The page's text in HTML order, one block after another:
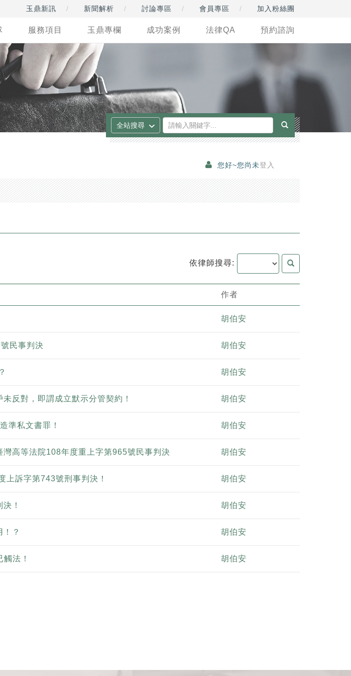
玉鼎新訊 新聞解析 討論專區 會員專區 加入粉絲團
服務項目 玉鼎專欄 成功案例 法律QA 預約諮詢
您好~您尚未登入
依律師搜尋:
作者
胡伯安
民事判決 胡伯安
胡伯安
反對，即謂成立默示分管契約！ 胡伯安
準私文書罪！ 胡伯安
高等法院108年度重上字第965號民事判決 胡伯安
上訴字第743號刑事判決！ 胡伯安
！ 胡伯安
？ 胡伯安
法！ 胡伯安